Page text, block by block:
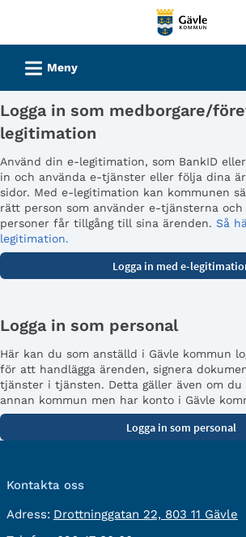
tjänster
Gävle
kommun
L Meny
Logga in som medborgare/
legitimation
Använd din e-legitimation, som BankID
in och använda e-tjänster eller följa dina
sidor. Med e-legitimation kan kommunen
rätt person som använder e-tjänsterna
personer får tillgång till sina ärenden. Så
legitimation.
Logga in som personal
Här kan du som anställd i Gävle kommun
för att handlägga ärenden, signera
tjänster i tjänsten. Detta gäller även om
annan kommun men har konto i Gävle
Kontakta oss
Adress: besöksadress:
Drottninggatan 22, 803 11 Gävle